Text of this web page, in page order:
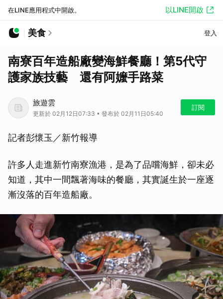
在LINE應用程式中開啟。 以LINE開啟
美食 登入
南寮百年造船廠變海鮮餐廳！第5代守
護家族技藝 還有阿嬤手路菜
旅遊雲
更新於 02月12日07:33 • 發布於 02月11日05:40
訂閱
記者彭懷玉／新竹報導
許多人走進新竹南寮漁港，是為了品嚐海鮮，卻未必
知道，其中一間飄著海味的餐廳，其實誕生於一座逐
漸沒落的百年造船廠。